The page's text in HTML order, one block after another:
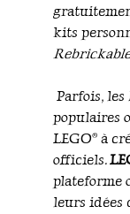
kits
Rebrickable
Parfois,
populaires
LEGO® à
officiels.
plateforme
leurs idées